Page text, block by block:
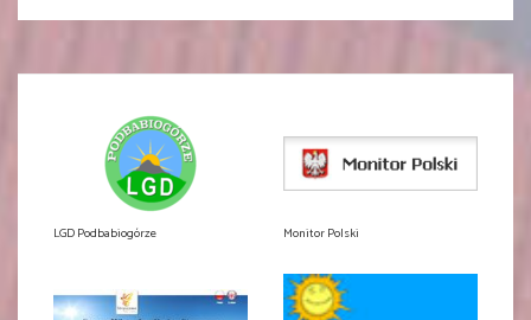
LGD Podbabiogórze Monitor Polski